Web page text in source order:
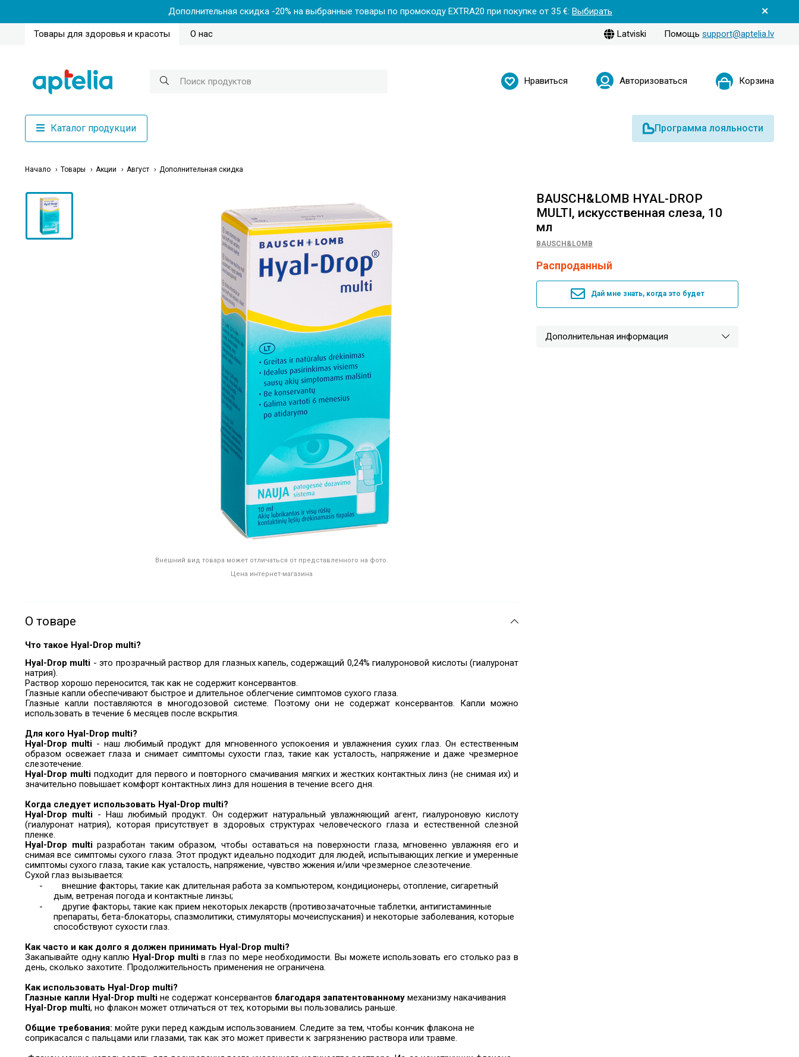
Дополнительная скидка -20% на выбранные товары по промокоду EXTRA20 при покупке от 35 €: Выбирать
Товары для здоровья и красоты О нас Latviski Помощь support@aptelia.lv
Нравиться Авторизоваться Корзина
Каталог продукции Программа лояльности
Начало Товары Акции Август Дополнительная скидка
Внешний вид товара может отличаться от представленного на фото.
Цена интернет-магазина
О товаре
Что такое Hyal-Drop multi?
Hyal-Drop multi - это прозрачный раствор для глазных капель, содержащий 0,24% гиалуроновой кислоты (гиалуронат
натрия).
Раствор хорошо переносится, так как не содержит консервантов.
Глазные капли обеспечивают быстрое и длительное облегчение симптомов сухого глаза.
Глазные капли поставляются в многодозовой системе. Поэтому они не содержат консервантов. Капли можно
использовать в течение 6 месяцев после вскрытия.
Для кого Hyal-Drop multi?
Hyal-Drop multi - наш любимый продукт для мгновенного успокоения и увлажнения сухих глаз. Он естественным
образом освежает глаза и снимает симптомы сухости глаз, такие как усталость, напряжение и даже чрезмерное
слезотечение.
Hyal-Drop multi подходит для первого и повторного смачивания мягких и жестких контактных линз (не снимая их) и
значительно повышает комфорт контактных линз для ношения в течение всего дня.
Когда следует использовать Hyal-Drop multi?
Hyal-Drop multi - Наш любимый продукт. Он содержит натуральный увлажняющий агент, гиалуроновую кислоту
(гиалуронат натрия), которая присутствует в здоровых структурах человеческого глаза и естественной слезной
пленке.
Hyal-Drop multiразработан таким образом, чтобы оставаться на поверхности глаза, мгновенно увлажняя его и
снимая все симптомы сухого глаза. Этот продукт идеально подходит для людей, испытывающих легкие и умеренные
симптомы сухого глаза, такие как усталость, напряжение, чувство жжения и/или чрезмерное слезотечение.
Сухой глаз вызывается:
-
внешние факторы, такие как длительная работа за компьютером, кондиционеры, отопление, сигаретный
дым, ветреная погода и контактные линзы;
-
другие факторы, такие как прием некоторых лекарств (противозачаточные таблетки, антигистаминные
препараты, бета-блокаторы, спазмолитики, стимуляторы мочеиспускания) и некоторые заболевания, которые
способствуют сухости глаз.
Как часто и как долго я должен принимать Hyal-Drop multi?
Закапывайте одну каплю Hyal-Drop multiв глаз по мере необходимости. Вы можете использовать его столько раз в
день, сколько захотите. Продолжительность применения не ограничена.
Как использовать Hyal-Drop multi?
Глазные капли Hyal-Drop multi не содержат консервантов благодаря запатентованному механизму накачивания
Hyal-Drop multi, но флакон может отличаться от тех, которыми вы пользовались раньше.
Общие требования: мойте руки перед каждым использованием. Следите за тем, чтобы кончик флакона не
соприкасался с пальцами или глазами, так как это может привести к загрязнению раствора или травме.
BAUSCH&LOMB HYAL-DROP
MULTI, искусственная слеза, 10
мл
BAUSCH&LOMB
Распроданный
Дай мне знать, когда это будет
Дополнительная информация